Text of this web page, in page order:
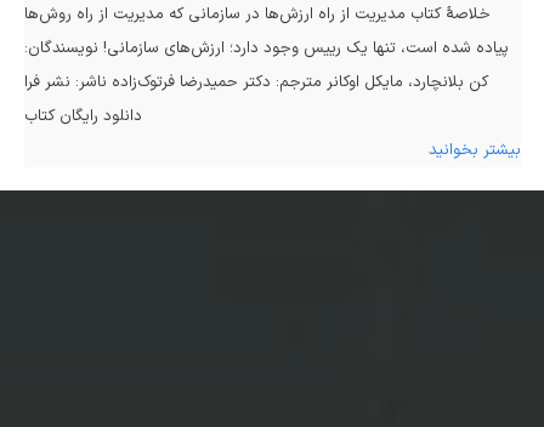
خلاصهٔ کتاب مدیریت از راه ارزش‌ها در سازمانی که مدیریت از راه روش‌ها
پیاده شده است، تنها یک رییس وجود دارد؛ ارزش‌های سازمانی! نویسندگان:
كن بلانچارد، مايكل اوكانر مترجم: دكتر حميدرضا فرتوک‌زاده ناشر: نشر فرا
دانلود رایگان کتاب
بیشتر بخوانید